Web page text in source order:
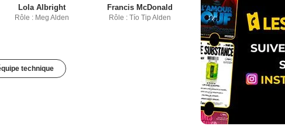
Lola Albright
Rôle : Meg Alden
Francis McDonald
Rôle : Tío Tip Alden
technique